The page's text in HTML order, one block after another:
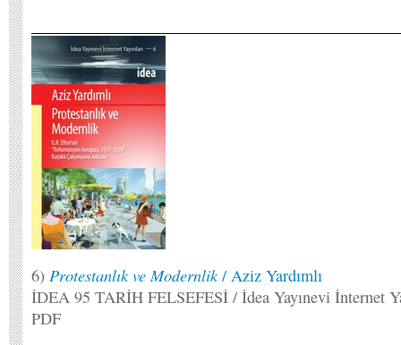
6) Protestanlık ve Modernlik/ Aziz Yardımlı
İDEA 95 TARİH FELSEFESİ / İdea Yayınevi İnternet
PDF